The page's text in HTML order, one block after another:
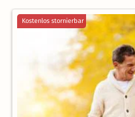
Kostenlos stornierbar